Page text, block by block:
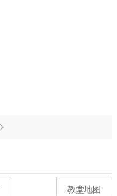
教堂地图